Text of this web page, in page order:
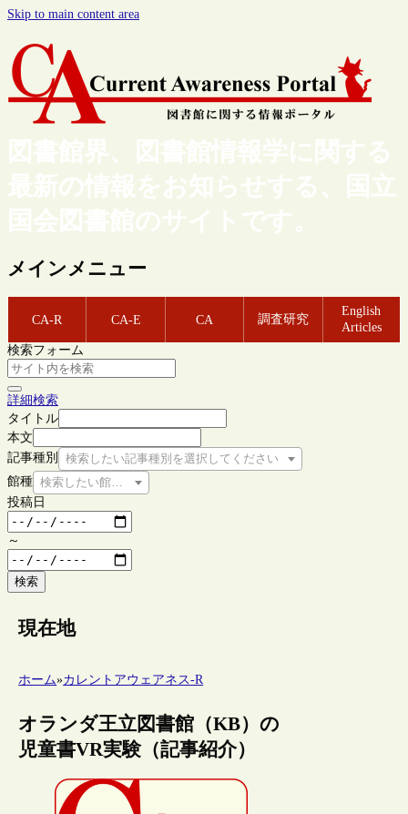
Skip to main content area
図書館界、図書館情報学に関する
最新の情報をお知らせする、国立
国会図書館のサイトです。
メインメニュー
CA-R CA-E CA 調査研究
English
Articles
検索フォーム
詳細検索
タイトル
本文
記事種別
検索したい記事種別を選択してください
館種 検索したい館種を選択してください
投稿日
～
検索
現在地
ホーム»カレントアウェアネス-R
オランダ王立図書館（KB）の
児童書VR実験（記事紹介）